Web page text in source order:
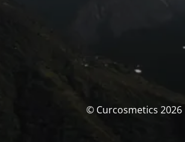
© Curcosmetics 2026